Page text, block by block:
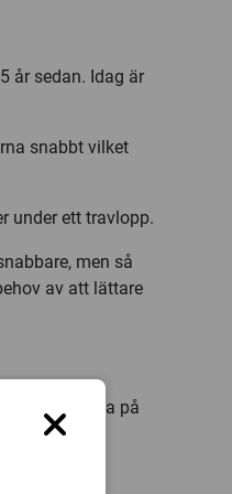
år sedan. Idag är
snabbt vilket
under ett travlopp.
men så
av att lättare
för att ta reda på